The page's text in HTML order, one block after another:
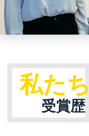
私た
受賞歴